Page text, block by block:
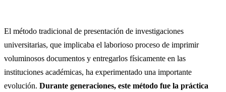
El método tradicional de presentación de investigaciones
universitarias, que implicaba el laborioso proceso de imprimir
voluminosos documentos y entregarlos físicamente en las
instituciones académicas, ha experimentado una importante
evolución. Durante generaciones, este método fue la práctica